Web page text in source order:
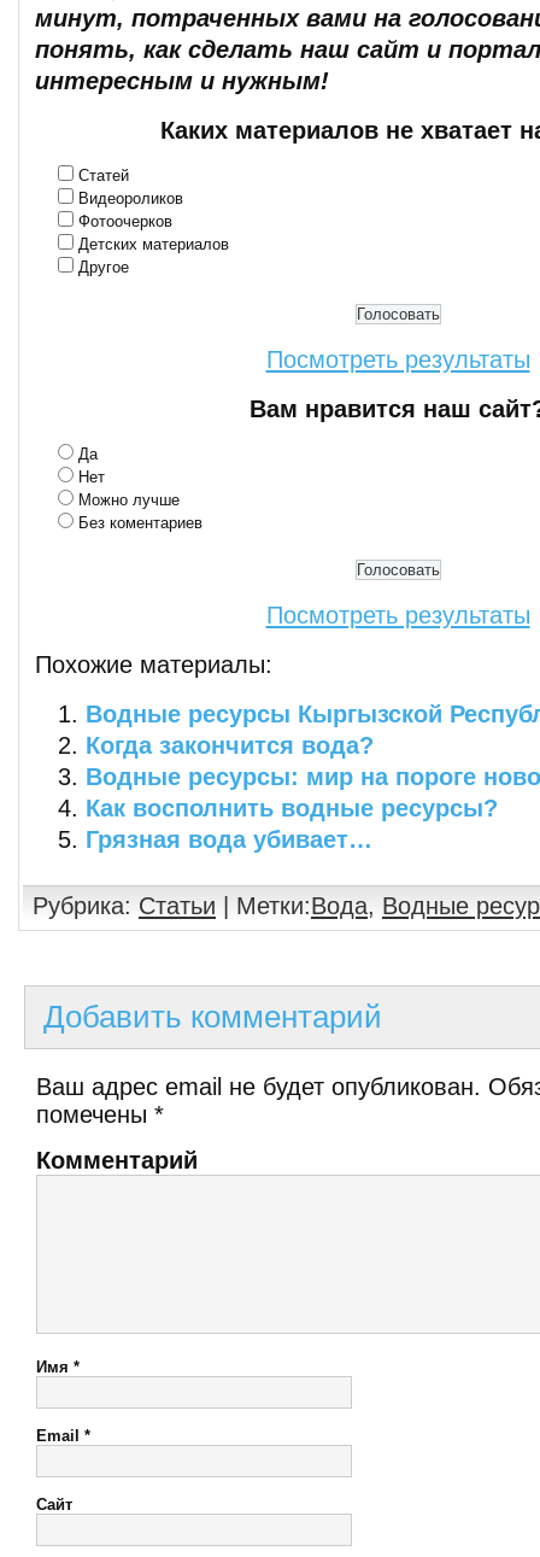
минут, потраченных вами на
понять, как сделать наш сайт и
интересным и нужным!
Каких материалов не хватает
Статей
Видеороликов
Фотоочерков
Детских материалов
Другое
Посмотреть результаты
Вам нравится наш
Да
Нет
Можно лучше
Без коментариев
Посмотреть результаты
Похожие материалы:
Водные ресурсы Кыргызской
Когда закончится вода?
Водные ресурсы: мир на пороге
Как восполнить водные ресурсы?
Грязная вода убивает…
Рубрика: Статьи | Метки:Вода, Водные
Добавить комментарий
Ваш адрес email не будет опубликован.
помечены *
Комментарий
Имя *
Email *
Сайт